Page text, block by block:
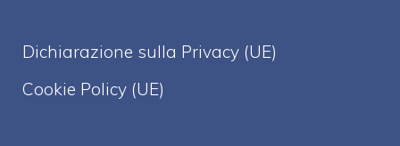
Dichiarazione sulla Privacy (UE)
Cookie Policy (UE)